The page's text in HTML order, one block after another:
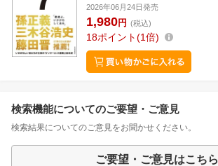
2026年06月24日発売
1,980円 (税込)
18ポイント 1倍
検索機能についてのご要望・ご意見
検索結果についてのご意見をお聞かせください。
ご要望・ご意見はこちら